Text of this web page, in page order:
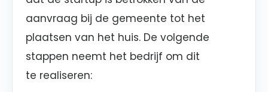
aanvraag bij de gemeente tot het
plaatsen van het huis. De volgende
stappen neemt het bedrijf om dit
te realiseren: